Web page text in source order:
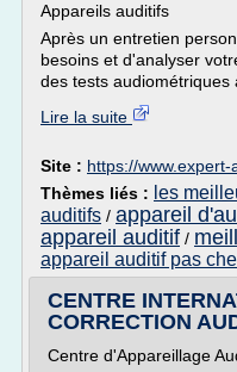
Appareils auditifs
Après un entretien
besoins et d'analyser
des tests audiométriques
Lire la suite
Site : https://www.expert-
Thèmes liés : les
auditifs / appareil
appareil auditif /
appareil auditif pas
CENTRE
CORRECTION
Centre d'Appareillage